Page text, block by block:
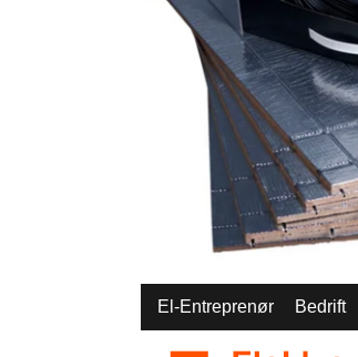
El-Entreprenør Bedrift